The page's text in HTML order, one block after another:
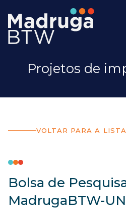
Projetos de
VOLTAR PARA A LISTA
Bolsa de
MadrugaBTW-